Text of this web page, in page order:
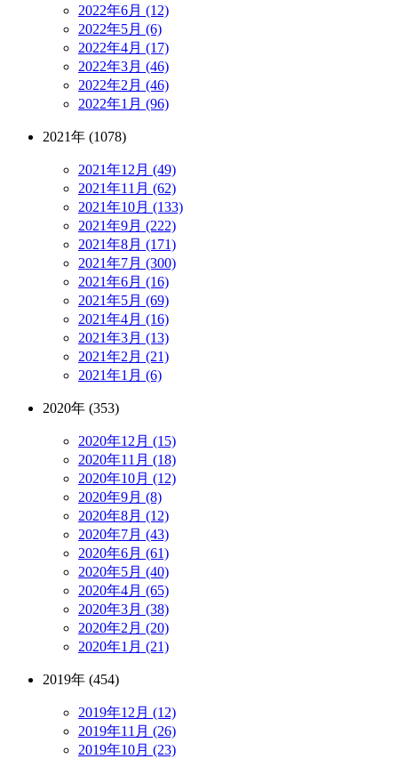
2022年6月 (12)
2022年5月 (6)
2022年4月 (17)
2022年3月 (46)
2022年2月 (46)
2022年1月 (96)
2021年 (1078)
2021年12月 (49)
2021年11月 (62)
2021年10月 (133)
2021年9月 (222)
2021年8月 (171)
2021年7月 (300)
2021年6月 (16)
2021年5月 (69)
2021年4月 (16)
2021年3月 (13)
2021年2月 (21)
2021年1月 (6)
2020年 (353)
2020年12月 (15)
2020年11月 (18)
2020年10月 (12)
2020年9月 (8)
2020年8月 (12)
2020年7月 (43)
2020年6月 (61)
2020年5月 (40)
2020年4月 (65)
2020年3月 (38)
2020年2月 (20)
2020年1月 (21)
2019年 (454)
2019年12月 (12)
2019年11月 (26)
2019年10月 (23)